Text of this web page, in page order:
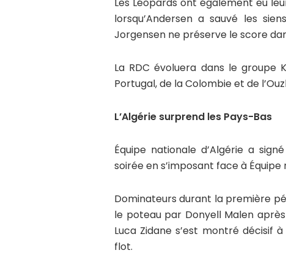
Les Léopards ont également eu
lorsqu’Andersen a sauvé les
Jorgensen ne préserve le score
La RDC évoluera dans le groupe
Portugal, de la Colombie et de
L’Algérie surprend les Pays-Bas
Équipe nationale d’Algérie a
soirée en s’imposant face à
Dominateurs durant la première
le poteau par Donyell Malen
Luca Zidane s’est montré décisif
flot.